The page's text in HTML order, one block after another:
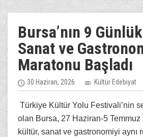
Bursa’nın 9
Sanat ve
Maratonu Başladı
30 Haziran, 2026 Kültür Edebiyat
Türkiye Kültür Yolu Festivali’nin
olan Bursa, 27 Haziran-5 Temmuz
kültür, sanat ve gastronomiyi aynı